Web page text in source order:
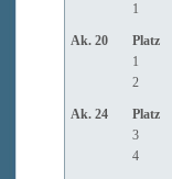
1
Ak. 20 Platz
1
2
Ak. 24 Platz
3
4